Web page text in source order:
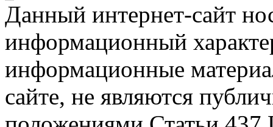
Данный интернет-сайт
информационный
информационные
сайте, не являются